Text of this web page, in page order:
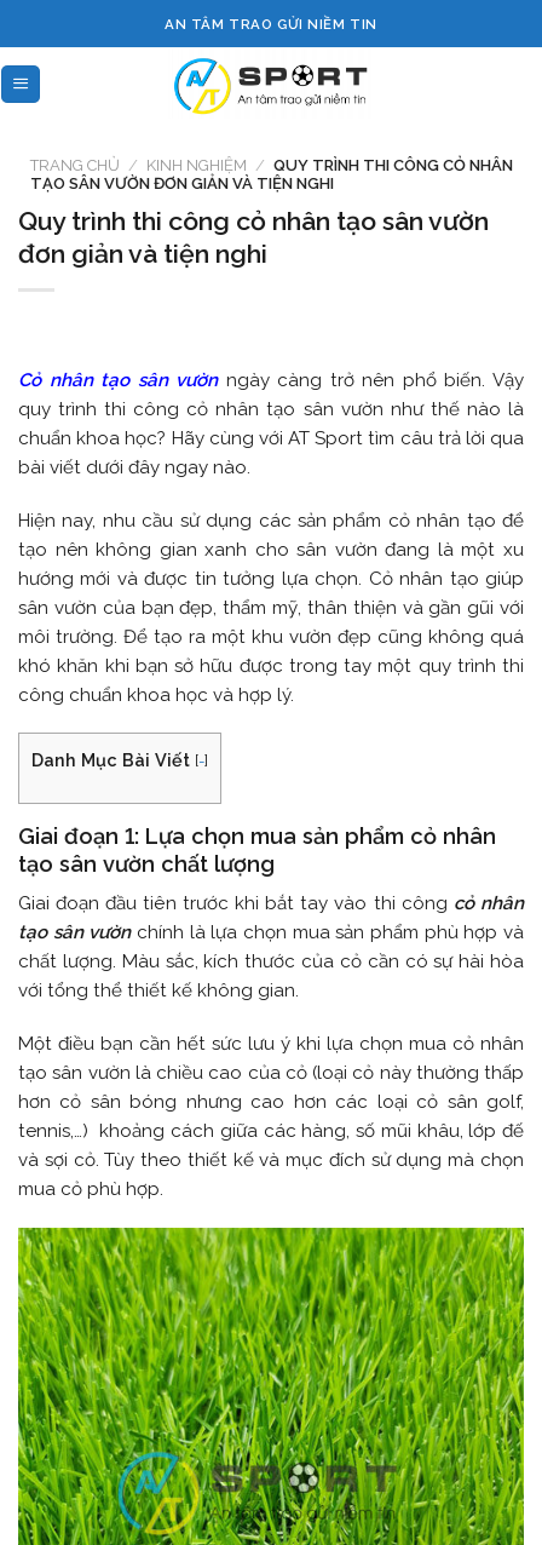
to
content
AN TÂM TRAO GỬI NIỀM TIN
TRANG CHỦ / KINH NGHIỆM / QUY TRÌNH THI CÔNG CỎ NHÂN
TẠO SÂN VƯỜN ĐƠN GIẢN VÀ TIỆN NGHI
Quy trình thi công cỏ nhân tạo sân vườn
đơn giản và tiện nghi
Cỏ nhân tạo sân vườnngày càng trở nên phổ biến. Vậy
quy trình thi công cỏ nhân tạo sân vườn như thế nào là
chuẩn khoa học? Hãy cùng với AT Sport tìm câu trả lời qua
bài viết dưới đây ngay nào.
Hiện nay, nhu cầu sử dụng các sản phẩm cỏ nhân tạo để
tạo nên không gian xanh cho sân vườn đang là một xu
hướng mới và được tin tưởng lựa chọn. Cỏ nhân tạo giúp
sân vườn của bạn đẹp, thẩm mỹ, thân thiện và gần gũi với
môi trường. Để tạo ra một khu vườn đẹp cũng không quá
khó khăn khi bạn sở hữu được trong tay một quy trình thi
công chuẩn khoa học và hợp lý.
Danh Mục Bài Viết [-]
Giai đoạn 1: Lựa chọn mua sản phẩm cỏ nhân
tạo sân vườn chất lượng
Giai đoạn đầu tiên trước khi bắt tay vào thi công cỏ nhân
tạo sân vườnchính là lựa chọn mua sản phẩm phù hợp và
chất lượng. Màu sắc, kích thước của cỏ cần có sự hài hòa
với tổng thể thiết kế không gian.
Một điều bạn cần hết sức lưu ý khi lựa chọn mua cỏ nhân
tạo sân vườn là chiều cao của cỏ (loại cỏ này thường thấp
hơn cỏ sân bóng nhưng cao hơn các loại cỏ sân golf,
tennis,…) khoảng cách giữa các hàng, số mũi khâu, lớp đế
và sợi cỏ. Tùy theo thiết kế và mục đích sử dụng mà chọn
mua cỏ phù hợp.